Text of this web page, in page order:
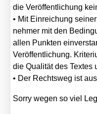
die Ver­öf­fent­li­chung
• Mit Ein­rei­chung
neh­mer mit den
allen Punk­ten
Ver­öf­fent­li­chung.
die Qua­li­tät des Tex­tes
• Der Rechts­weg ist
Sor­ry wegen so viel